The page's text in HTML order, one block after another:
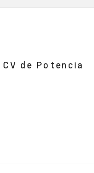
CV de Potencia